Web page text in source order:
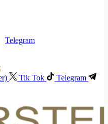
Telegram
Tik Tok
Telegram